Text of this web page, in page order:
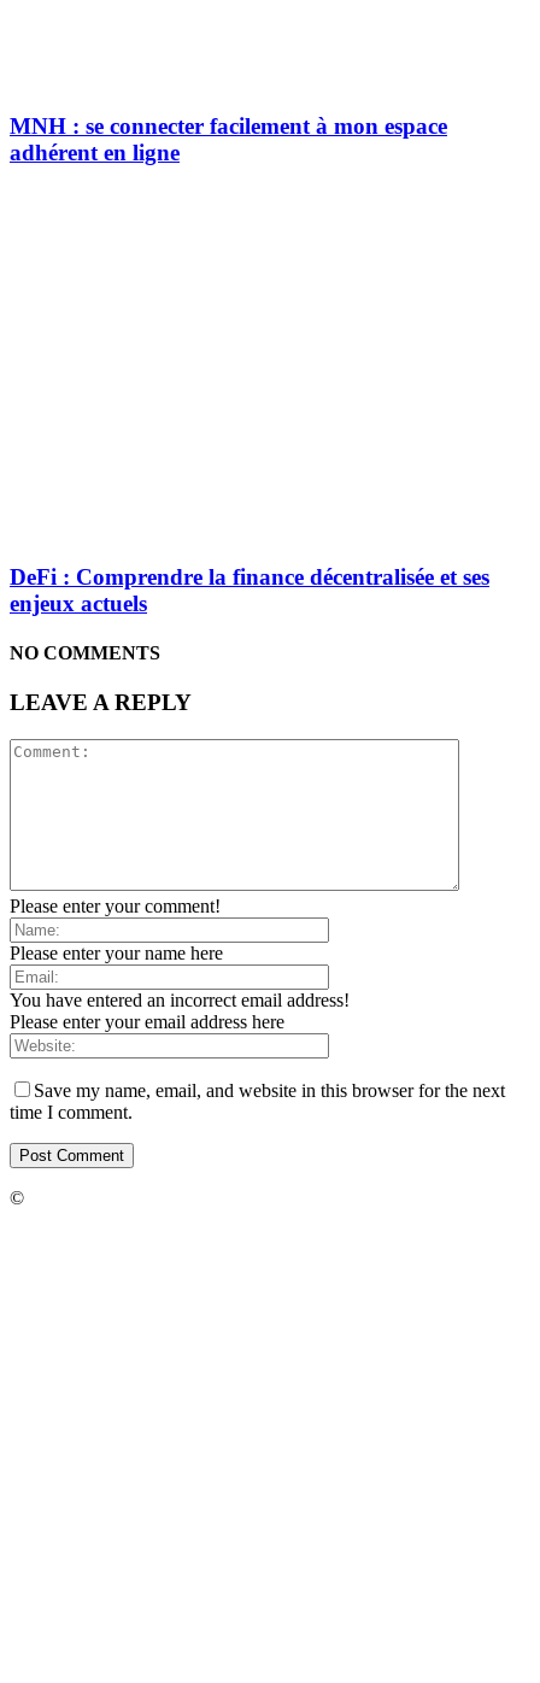
MNH : se connecter facilement à mon espace
adhérent en ligne
DeFi : Comprendre la finance décentralisée et ses
enjeux actuels
NO COMMENTS
LEAVE A REPLY
Please enter your comment!
Please enter your name here
You have entered an incorrect email address!
Please enter your email address here
Save my name, email, and website in this browser for the next
time I comment.
©